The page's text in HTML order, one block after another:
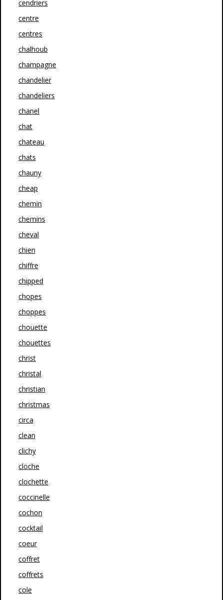
cendriers
centre
centres
chalhoub
champagne
chandelier
chandeliers
chanel
chat
chateau
chats
chauny
cheap
chemin
chemins
cheval
chien
chiffre
chipped
chopes
choppes
chouette
chouettes
christ
christal
christian
christmas
circa
clean
clichy
cloche
clochette
coccinelle
cochon
cocktail
coeur
coffret
coffrets
cole